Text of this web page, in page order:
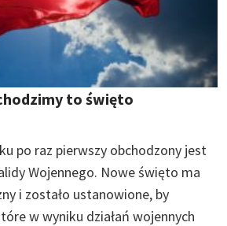
to święto
po raz pierwszy obchodzony jest
Wojennego. Nowe święto ma
i zostało ustanowione, by
w wyniku działań wojennych